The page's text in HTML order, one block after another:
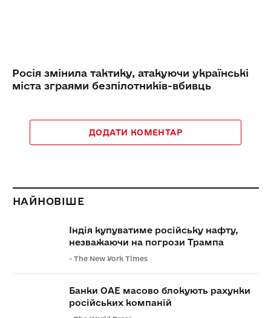
Росія змінила тактику, атакуючи українські
міста зграями безпілотників-вбивць
ДОДАТИ КОМЕНТАР
НАЙНОВІШЕ
Індія купуватиме російську нафту,
незважаючи на погрози Трампа
- The New York Times
Банки ОАЕ масово блокують рахунки
російських компаній